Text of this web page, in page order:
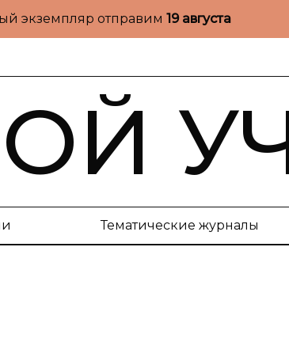
экземпляр отправим 19 августа
Тематические журналы